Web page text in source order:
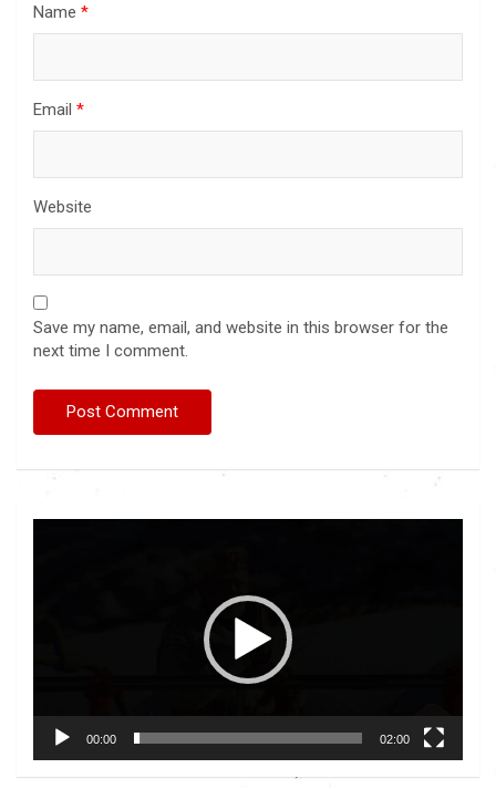
Name *
Email *
Website
Save my name, email, and website in this browser for the
next time I comment.
00:00 02:00